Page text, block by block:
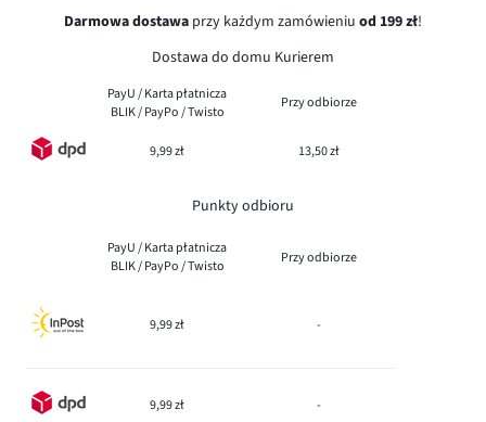
Darmowa dostawa przy każdym zamówieniu od 199 zł!
Dostawa do domu Kurierem
PayU / Karta płatnicza
BLIK / PayPo / Twisto
Przy odbiorze
9,99 zł 13,50 zł
Punkty odbioru
PayU / Karta płatnicza
BLIK / PayPo / Twisto
Przy odbiorze
9,99 zł -
9,99 zł -